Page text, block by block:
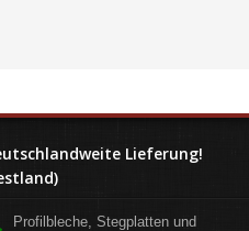
Lieferung!
Profilbleche, Stegplatten und